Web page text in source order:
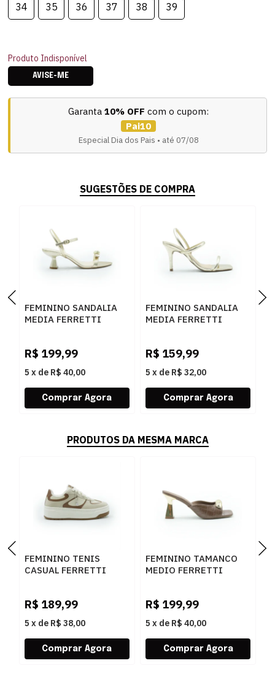
34 35 36 37 38 39
Produto Indisponível
AVISE-ME
Garanta 10% OFF com o cupom:
Pai10
Especial Dia dos Pais • até 07/08
SUGESTÕES DE COMPRA
FEMININO SANDALIA
MEDIA FERRETTI
R$ 199,99
5 x de R$ 40,00
FEMININO SANDALIA
MEDIA FERRETTI
R$ 159,99
5 x de R$ 32,00
PRODUTOS DA MESMA MARCA
FEMININO TENIS
CASUAL FERRETTI
R$ 189,99
5 x de R$ 38,00
FEMININO TAMANCO
MEDIO FERRETTI
R$ 199,99
5 x de R$ 40,00